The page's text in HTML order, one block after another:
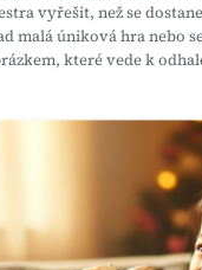
vyřešit, než se
malá úniková hra nebo
které vede k